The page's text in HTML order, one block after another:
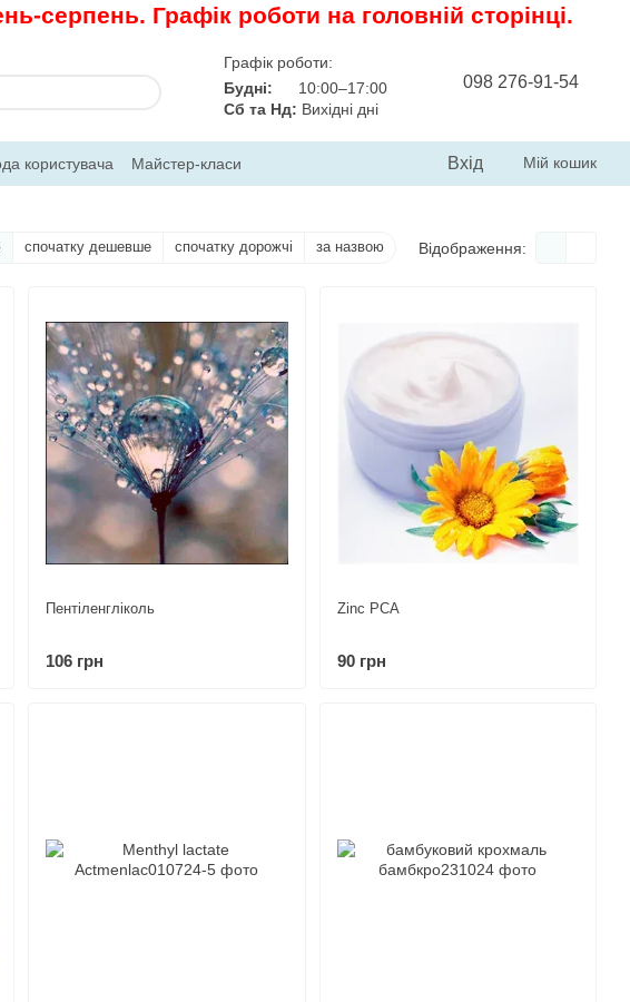
серпень. Графік роботи на головній сторінці.
Графік роботи:
Будні:
10:00–17:00
Сб та Нд: Вихідні дні
098 276-91-54
користувача
Майстер-класи
Вхід Мій кошик
спочатку дешевше спочатку дорожчі за назвою Відображення:
Пентіленгліколь
106 грн
Zinc PCA
90 грн